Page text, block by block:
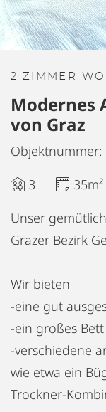
2 ZIMMER
Modernes
von Graz
Objektnummer:
3
35m²
Unser
Grazer Bezirk
Wir bieten
-eine gut
-ein großes
-verschiedene
wie etwa ein
Trockner-